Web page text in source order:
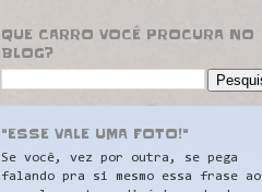
QUE CARRO VOCÊ PROCURA NO
BLOG?
"ESSE VALE UMA FOTO!"
Se você, vez por outra, se pega
falando pra si mesmo essa frase ao